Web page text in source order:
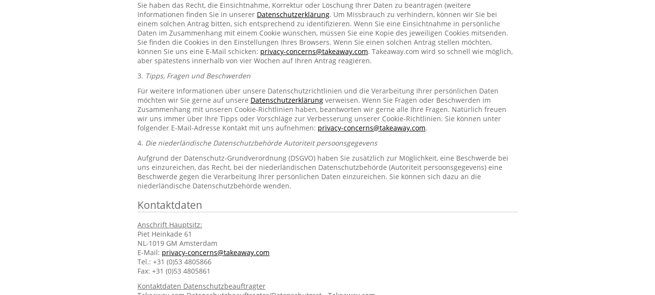
Sie haben das Recht, die Einsichtnahme, Korrektur oder Löschung Ihrer Daten zu beantragen (weitere
Informationen finden Sie in unserer Datenschutzerklärung. Um Missbrauch zu verhindern, können wir Sie bei
einem solchen Antrag bitten, sich entsprechend zu identifizieren. Wenn Sie eine Einsichtnahme in persönliche
Daten im Zusammenhang mit einem Cookie wünschen, müssen Sie eine Kopie des jeweiligen Cookies mitsenden.
Sie finden die Cookies in den Einstellungen Ihres Browsers. Wenn Sie einen solchen Antrag stellen möchten,
können Sie uns eine E-Mail schicken: privacy-concerns@takeaway.com. Takeaway.com wird so schnell wie möglich,
aber spätestens innerhalb von vier Wochen auf Ihren Antrag reagieren.
3. Tipps, Fragen und Beschwerden
Für weitere Informationen über unsere Datenschutzrichtlinien und die Verarbeitung Ihrer persönlichen Daten
möchten wir Sie gerne auf unsere Datenschutzerklärung verweisen. Wenn Sie Fragen oder Beschwerden im
Zusammenhang mit unseren Cookie-Richtlinien haben, beantworten wir gerne alle Ihre Fragen. Natürlich freuen
wir uns immer über Ihre Tipps oder Vorschläge zur Verbesserung unserer Cookie-Richtlinien. Sie können unter
folgender E-Mail-Adresse Kontakt mit uns aufnehmen: privacy-concerns@takeaway.com.
4. Die niederländische Datenschutzbehörde Autoriteit persoonsgegevens
Aufgrund der Datenschutz-Grundverordnung (DSGVO) haben Sie zusätzlich zur Möglichkeit, eine Beschwerde bei
uns einzureichen, das Recht, bei der niederländischen Datenschutzbehörde (Autoriteit persoonsgegevens) eine
Beschwerde gegen die Verarbeitung Ihrer persönlichen Daten einzureichen. Sie können sich dazu an die
niederländische Datenschutzbehörde wenden.
Kontaktdaten
Anschrift Hauptsitz:
Piet Heinkade 61
NL-1019 GM Amsterdam
E-Mail: privacy-concerns@takeaway.com
Tel.: +31 (0)53 4805866
Fax: +31 (0)53 4805861
Kontaktdaten Datenschutzbeauftragter